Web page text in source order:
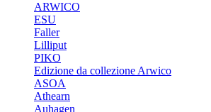
ARWICO
ESU
Faller
Lilliput
PIKO
Edizione da collezione Arwico
ASOA
Athearn
Auhagen